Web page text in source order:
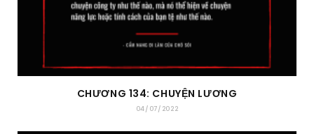
CHƯƠNG 134: CHUYỆN LƯƠNG
04/07/2022